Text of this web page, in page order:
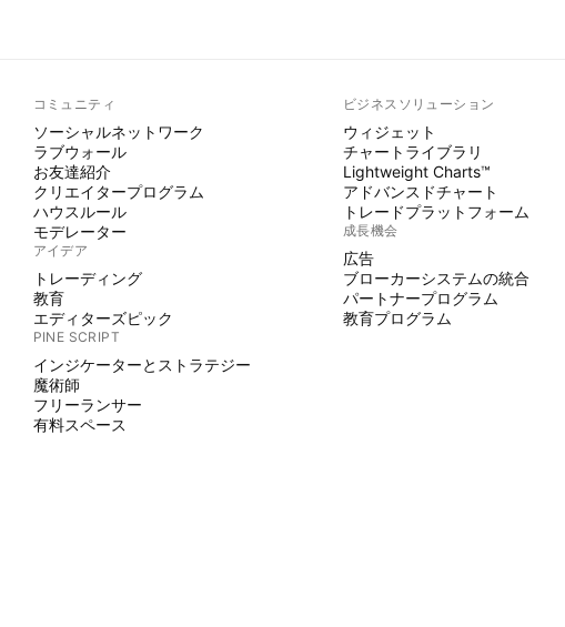
コミュニティ
ソーシャルネットワーク
ラブウォール
お友達紹介
クリエイタープログラム
ハウスルール
モデレーター
アイデア
トレーディング
教育
エディターズピック
PINE SCRIPT
インジケーターとストラテジー
魔術師
フリーランサー
有料スペース
ビジネスソリューション
ウィジェット
チャートライブラリ
Lightweight Charts™
アドバンスドチャート
トレードプラットフォーム
成長機会
広告
ブローカーシステムの統合
パートナープログラム
教育プログラム